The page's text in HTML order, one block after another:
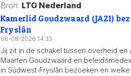
Bron: LTO Nederland
Kamerlid Goudzwaard (JA21)
Fryslân
06-08-2026 14:33
Jij zit in de schakel tussen overheid en
Maarten Goudzwaard en
in Súdwest‑Fryslân bezoeken en welke